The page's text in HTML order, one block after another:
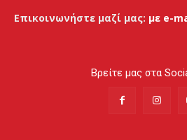
Επικοινωνήστε μαζί μας: με e-
Βρείτε μας στα